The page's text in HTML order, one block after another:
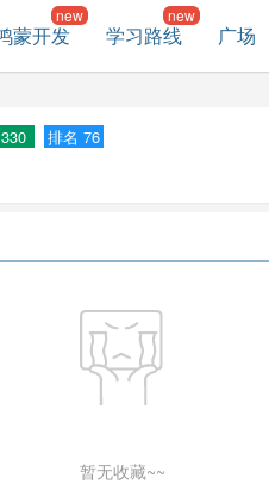
蒙开发 学习路线 广场
排名 76
暂无收藏~~